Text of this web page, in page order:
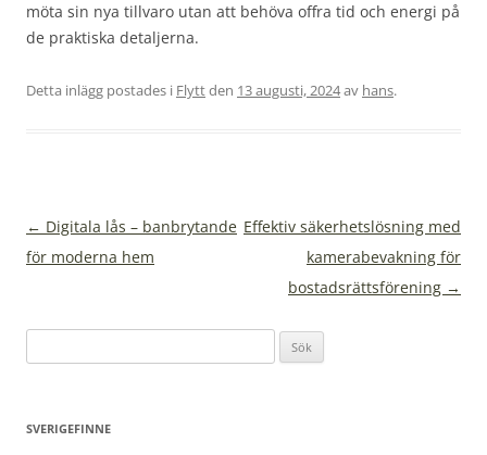
möta sin nya tillvaro utan att behöva offra tid och energi på
de praktiska detaljerna.
Detta inlägg postades i Flyttden 13 augusti, 2024av hans.
Inläggsnavigering
← Digitala lås – banbrytande
för moderna hem
Effektiv säkerhetslösning med
kamerabevakning för
bostadsrättsförening →
efter:
SVERIGEFINNE